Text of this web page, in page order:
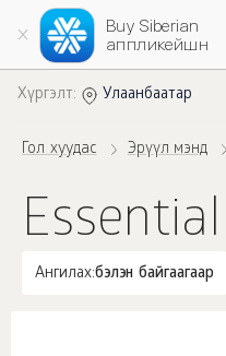
Buy Siberian
аппликейшн
Хүргэлт: Улаанбаатар
Гол хуудас Эрүүл мэнд
Ангилах:бэлэн байгаагаар